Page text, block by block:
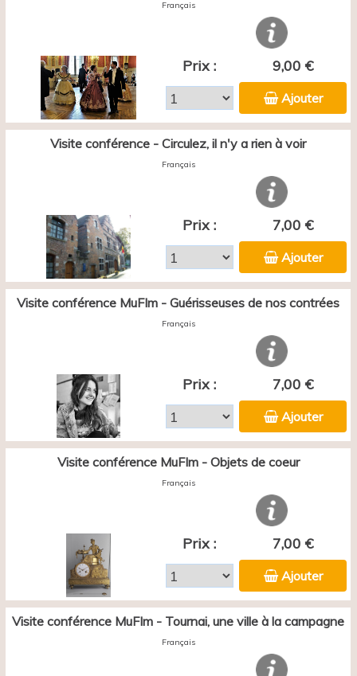
Français
Prix : 9,00 €
Ajouter
Visite conférence - Circulez, il n'y a rien à voir
Français
Prix : 7,00 €
Ajouter
Visite conférence MuFIm - Guérisseuses de nos contrées
Français
Prix : 7,00 €
Ajouter
Visite conférence MuFIm - Objets de coeur
Français
Prix : 7,00 €
Ajouter
Visite conférence MuFIm - Tournai, une ville à la campagne
Français